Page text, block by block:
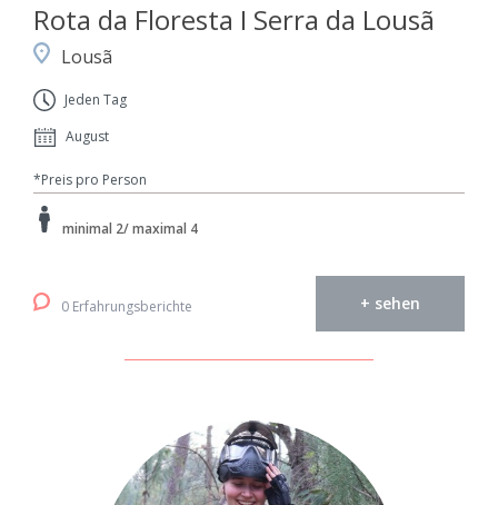
Rota da Floresta I Serra da Lousã
Lousã
Jeden Tag
August
*Preis pro Person
minimal 2/ maximal 4
0 Erfahrungsberichte + sehen